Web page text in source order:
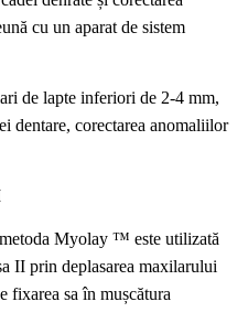
cu un aparat de sistem
de lapte inferiori de 2-4 mm,
dentare, corectarea anomaliilor
Myolay ™ este utilizată
II prin deplasarea maxilarului
fixarea sa în mușcătura